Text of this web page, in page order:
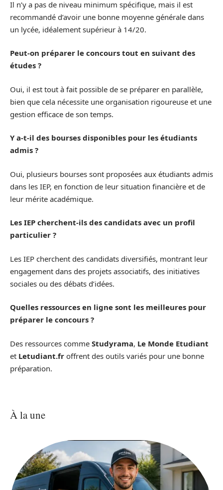
Il n’y a pas de niveau minimum spécifique, mais il est
recommandé d’avoir une bonne moyenne générale dans
un lycée, idéalement supérieur à 14/20.
Peut-on préparer le concours tout en suivant des
études ?
Oui, il est tout à fait possible de se préparer en parallèle,
bien que cela nécessite une organisation rigoureuse et une
gestion efficace de son temps.
Y a-t-il des bourses disponibles pour les étudiants
admis ?
Oui, plusieurs bourses sont proposées aux étudiants admis
dans les IEP, en fonction de leur situation financière et de
leur mérite académique.
Les IEP cherchent-ils des candidats avec un profil
particulier ?
Les IEP cherchent des candidats diversifiés, montrant leur
engagement dans des projets associatifs, des initiatives
sociales ou des débats d’idées.
Quelles ressources en ligne sont les meilleures pour
préparer le concours ?
Des ressources comme Studyrama, Le Monde Etudiant
et Letudiant.fr offrent des outils variés pour une bonne
préparation.
À la une